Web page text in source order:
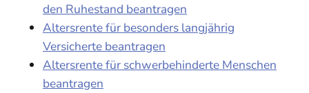
den Ruhestand beantragen
Altersrente für besonders langjährig
Versicherte beantragen
Altersrente für schwerbehinderte Menschen
beantragen